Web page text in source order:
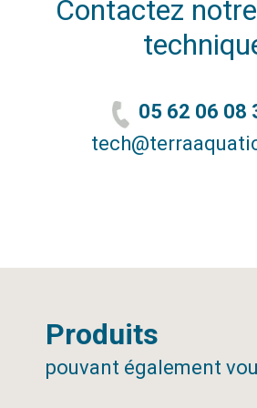
Contactez
05 62 06 08
Produits
pouvant également